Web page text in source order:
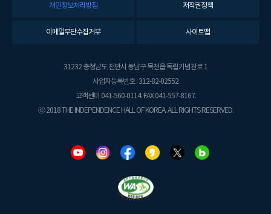
개인정보처리방침 저작권정책
이메일무단수집거부 사이트맵
31232 충청남도 천안시 동남구 목천읍 독립기념관로 1
사업자등록번호 : 312-82-02552
고객센터 041-560-0114. FAX 041-557-8167.
ⓒ 2018 THE INDEPENDENCE HALL OF KOREA. ALL RIGHTS RESERVED.